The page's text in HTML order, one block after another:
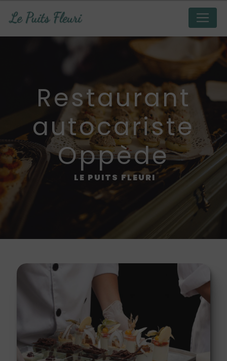
restaurant
autocariste
Oppède
LE PUITS FLEURI